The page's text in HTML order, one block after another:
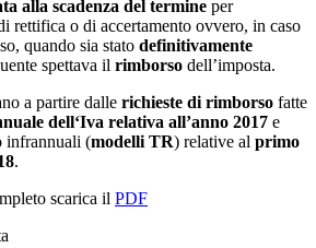
alla scadenza del termine per
rettifica o di accertamento ovvero, in caso
quando sia stato definitivamente
spettava il rimborso dell’imposta.
a partire dalle richieste di rimborso fatte
dell‘Iva relativa all’anno 2017 e
infrannuali (modelli TR) relative al primo
.
scarica il PDF